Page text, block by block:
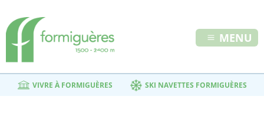
MENU
VIVRE À FORMIGUÈRES SKI NAVETTES FORMIGUÈRES